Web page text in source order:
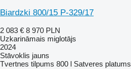
Biardzki 800/15 P-329/17
2 083 € 8 970 PLN
Uzkarināmais miglotājs
2024
Stāvoklis jauns
Tvertnes tilpums 800 l Satveres platums